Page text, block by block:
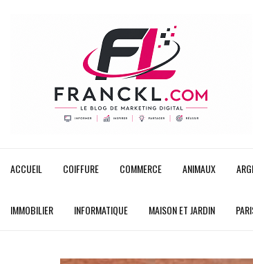
ACCUEIL COIFFURE COMMERCE ANIMAUX
IMMOBILIER INFORMATIQUE MAISON ET JARDIN